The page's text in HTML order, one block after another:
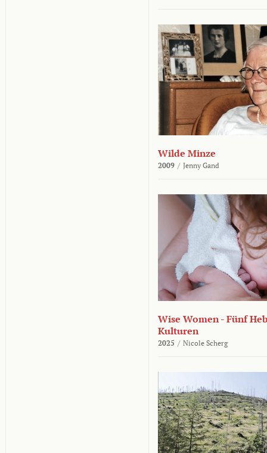
Wilde Minze
2009 / Jenny Gand
Wise Women - Fünf
Kulturen
2025 / Nicole Scherg